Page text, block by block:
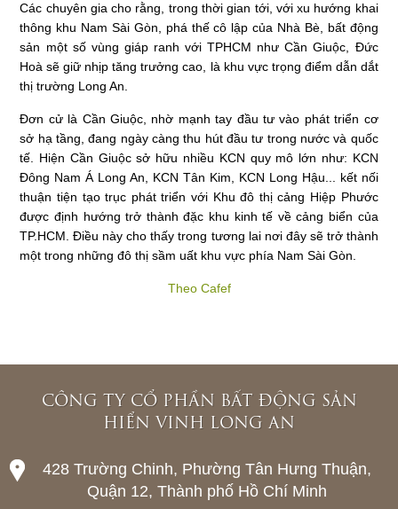
Các chuyên gia cho rằng, trong thời gian tới, với xu hướng khai
thông khu Nam Sài Gòn, phá thế cô lập của Nhà Bè, bất động
sản một số vùng giáp ranh với TPHCM như Cần Giuộc, Đức
Hoà sẽ giữ nhịp tăng trưởng cao, là khu vực trọng điểm dẫn dắt
thị trường Long An.
Đơn cử là Cần Giuộc, nhờ mạnh tay đầu tư vào phát triển cơ
sở hạ tầng, đang ngày càng thu hút đầu tư trong nước và quốc
tế. Hiện Cần Giuộc sở hữu nhiều KCN quy mô lớn như: KCN
Đông Nam Á Long An, KCN Tân Kim, KCN Long Hậu... kết nối
thuận tiện tạo trục phát triển với Khu đô thị cảng Hiệp Phước
được định hướng trở thành đặc khu kinh tế về cảng biển của
TP.HCM. Điều này cho thấy trong tương lai nơi đây sẽ trở thành
một trong những đô thị sầm uất khu vực phía Nam Sài Gòn.
Theo Cafef
CÔNG TY CỔ PHẦN BẤT ĐỘNG SẢN
HIỂN VINH LONG AN
428 Trường Chinh, Phường Tân Hưng Thuận,
Quận 12, Thành phố Hồ Chí Minh